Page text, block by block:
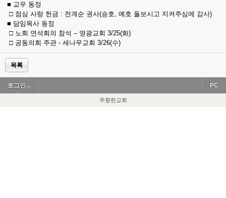
■ 교우 동정
□ 점심 사랑 헌금 : 전계순 권사(승호, 예호 돌보시고 지켜주심에 감사)
■ 담임목사 동정
□ 노회 연석회의 참석 – 영광교회 3/25(화)
□ 공동의회 주관 - 세나무교회 3/26(수)
목록
로그인... PC
주향한교회